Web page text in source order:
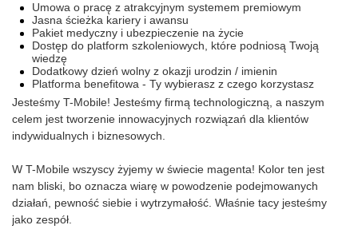
Umowa o pracę z atrakcyjnym systemem premiowym
Jasna ścieżka kariery i awansu
Pakiet medyczny i ubezpieczenie na życie
Dostęp do platform szkoleniowych, które podniosą Twoją
wiedzę
Dodatkowy dzień wolny z okazji urodzin / imienin
Platforma benefitowa - Ty wybierasz z czego korzystasz
Jesteśmy T-Mobile! Jesteśmy firmą technologiczną, a naszym
celem jest tworzenie innowacyjnych rozwiązań dla klientów
indywidualnych i biznesowych.
W T-Mobile wszyscy żyjemy w świecie magenta! Kolor ten jest
nam bliski, bo oznacza wiarę w powodzenie podejmowanych
działań, pewność siebie i wytrzymałość. Właśnie tacy jesteśmy
jako zespół.